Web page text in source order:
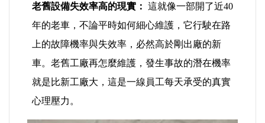
老舊設備失效率高的現實： 這就像一部開了近40
年的老車，不論平時如何細心維護，它行駛在路
上的故障機率與失效率，必然高於剛出廠的新
車。老舊工廠再怎麼維護，發生事故的潛在機率
就是比新工廠大，這是一線員工每天承受的真實
心理壓力。